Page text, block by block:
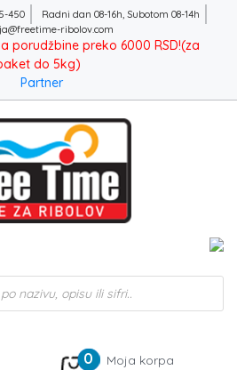
450
Radni dan 08-16h, Subotom 08-14h
ribolov.com
porudžbine preko 6000 RSD!(za
do 5kg)
Partner
0 Moja korpa